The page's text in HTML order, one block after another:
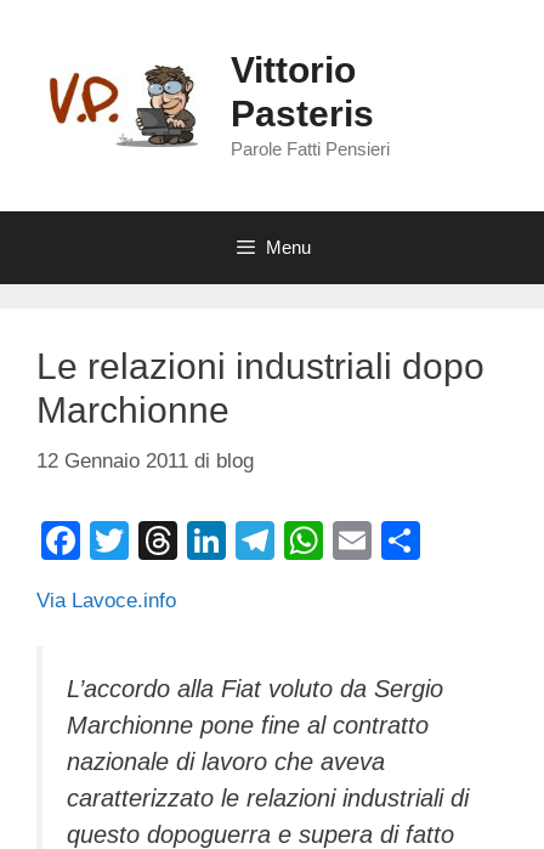
contenuto
Vittorio
Pasteris
Parole Fatti Pensieri
Menu
Le relazioni industriali dopo
Marchionne
12 Gennaio 2011 di blog
F
c
b
o
o
k
T
tt
T
d
s
Li
dI
n
T
a
m
W
A
p
p
E
vi
di
Via Lavoce.info
L’accordo alla Fiat voluto da Sergio
Marchionne pone fine al contratto
nazionale di lavoro che aveva
caratterizzato le relazioni industriali di
questo dopoguerra e supera di fatto